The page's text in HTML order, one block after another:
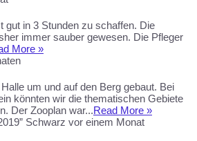
gut in 3 Stunden zu schaffen. Die
immer sauber gewesen. Die Pfleger
More »
um und auf den Berg gebaut. Bei
könnten wir die thematischen Gebiete
Der Zooplan war...Read More »
Schwarz vor einem Monat